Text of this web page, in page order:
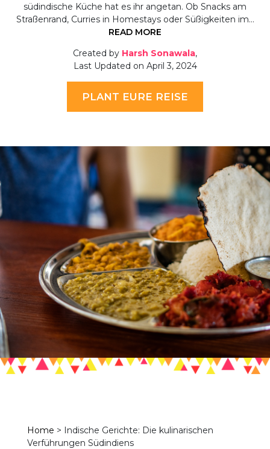
südindische Küche hat es ihr angetan. Ob Snacks am
Straßenrand, Curries in Homestays oder Süßigkeiten im…
READ MORE
Created by Harsh Sonawala,
Last Updated on April 3, 2024
PLANT EURE REISE
Home > Indische Gerichte: Die kulinarischen
Verführungen Südindiens